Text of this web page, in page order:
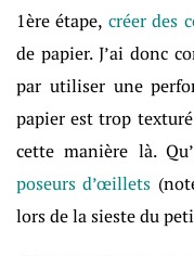
1ère étape, créer des
de papier. J’ai donc
par utiliser une
papier est trop
cette manière là.
poseurs d’œillets
lors de la sieste du